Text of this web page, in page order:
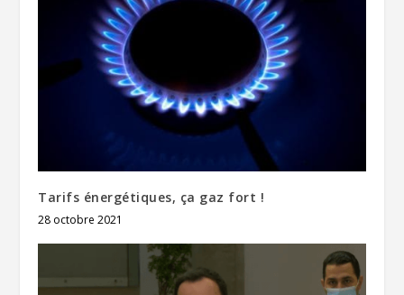
Tarifs énergétiques, ça gaz fort !
28 octobre 2021